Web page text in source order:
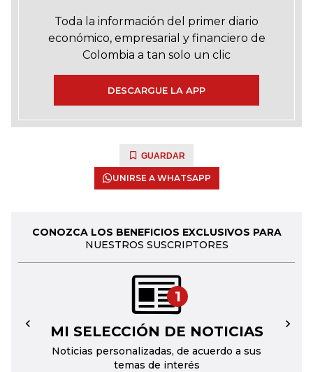
Toda la información del primer diario
económico, empresarial y financiero de
Colombia a tan solo un clic
DESCARGUE LA APP
GUARDAR
UNIRSE A WHATSAPP
CONOZCA LOS BENEFICIOS EXCLUSIVOS PARA
NUESTROS SUSCRIPTORES
1
MI SELECCIÓN DE NOTICIAS
Noticias personalizadas, de acuerdo a sus
temas de interés
← →